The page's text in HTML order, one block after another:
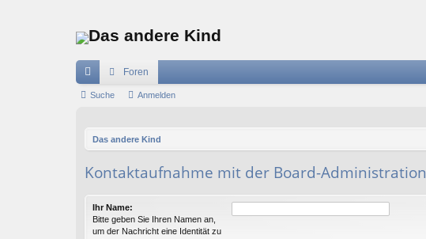
Das andere Kind
ch
ug
Foren
Suche Anmelden
Das andere Kind
Kontaktaufnahme mit der Board-Administration
Ihr Name:
Bitte geben Sie Ihren Namen an,
um der Nachricht eine Identität zu